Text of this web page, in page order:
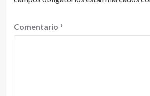
Comentario *